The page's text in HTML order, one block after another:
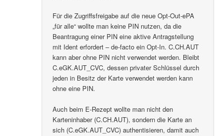
Für die Zugriffsfreigabe auf die neue Opt-Out-ePA
„für alle“ wollte man keine PIN nutzen, da die
Beantragung einer PIN eine aktive Antragstellung
mit Ident erfordert – de-facto ein Opt-In. C.CH.AUT
kann aber ohne PIN nicht verwendet werden. Bleibt
C.eGK.AUT_CVC, dessen privater Schlüssel durch
jeden in Besitz der Karte verwendet werden kann
ohne eine PIN.
Auch beim E-Rezept wollte man nicht den
Karteninhaber (C.CH.AUT), sondern die Karte an
sich (C.eGK.AUT_CVC) authentisieren, damit auch